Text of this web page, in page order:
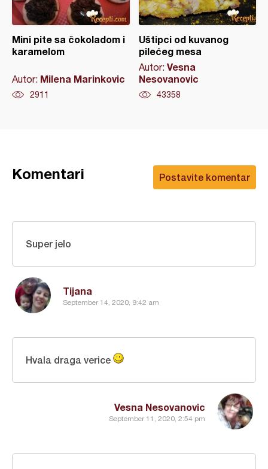
Mini pite sa čokoladom i
karamelom
Autor: Milena Marinkovic
2911
Uštipci od kuvanog
pilećeg mesa
Autor: Vesna
Nesovanovic
43358
Postavite komentar
Komentari
Tijana
September 14, 2020, 9:42 am
Super jelo
Vesna Nesovanovic
September 11, 2020, 2:54 pm
Hvala draga verice